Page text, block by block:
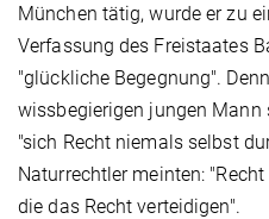
München tätig, wurde er zu
Verfassung des Freistaates
"glückliche Begegnung".
wissbegierigen jungen Mann
"sich Recht niemals selbst
Naturrechtler meinten:
die das Recht verteidigen".